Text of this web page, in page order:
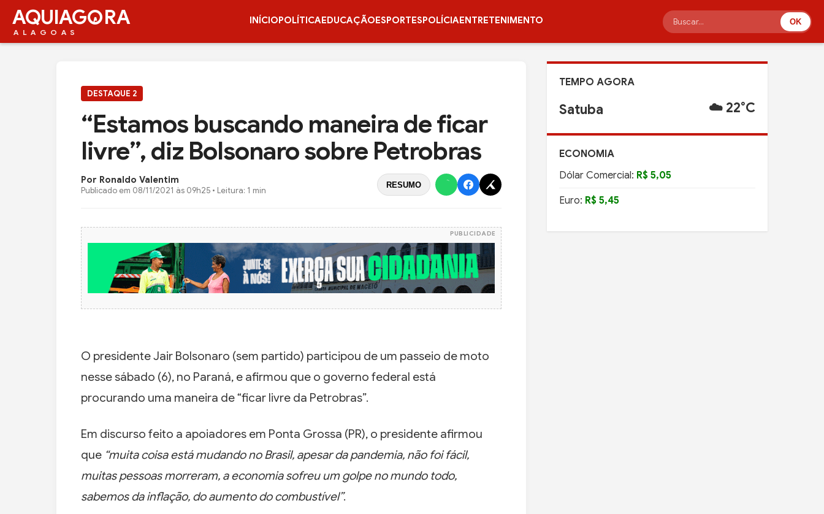
AQUIAG RA
ALAGOAS
INÍCIOPOLÍTICAEDUCAÇÃOESPORTESPOLÍCIAENTRETENIMENTO OK
DESTAQUE 2
“Estamos buscando maneira de ficar
livre”, diz Bolsonaro sobre Petrobras
Por Ronaldo Valentim
Publicado em 08/11/2021 às 09h25 • Leitura: 1 min
RESUMO
PUBLICIDADE
O presidente Jair Bolsonaro (sem partido) participou de um passeio de moto
nesse sábado (6), no Paraná, e afirmou que o governo federal está
procurando uma maneira de “ficar livre da Petrobras”.
Em discurso feito a apoiadores em Ponta Grossa (PR), o presidente afirmou
que “muita coisa está mudando no Brasil, apesar da pandemia, não foi fácil,
muitas pessoas morreram, a economia sofreu um golpe no mundo todo,
sabemos da inflação, do aumento do combustível”.
TEMPO AGORA
Satuba ☁️ 22°C
ECONOMIA
Dólar Comercial: R$ 5,05
Euro: R$ 5,45